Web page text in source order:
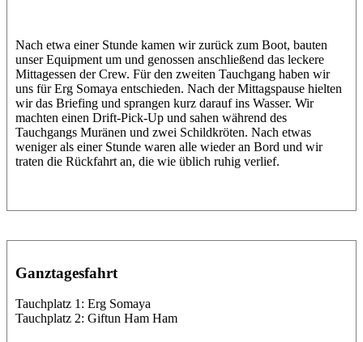
Nach etwa einer Stunde kamen wir zurück zum Boot, bauten
unser Equipment um und genossen anschließend das leckere
Mittagessen der Crew. Für den zweiten Tauchgang haben wir
uns für Erg Somaya entschieden. Nach der Mittagspause hielten
wir das Briefing und sprangen kurz darauf ins Wasser. Wir
machten einen Drift-Pick-Up und sahen während des
Tauchgangs Muränen und zwei Schildkröten. Nach etwas
weniger als einer Stunde waren alle wieder an Bord und wir
traten die Rückfahrt an, die wie üblich ruhig verlief.
Ganztagesfahrt
Tauchplatz 1: Erg Somaya
Tauchplatz 2: Giftun Ham Ham